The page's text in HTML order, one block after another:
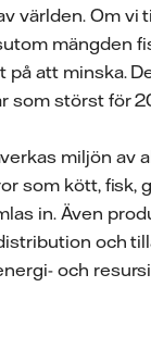
världen. Om vi
mängden
på att minska.
som störst för
miljön av
som kött, fisk,
in. Även
och
och